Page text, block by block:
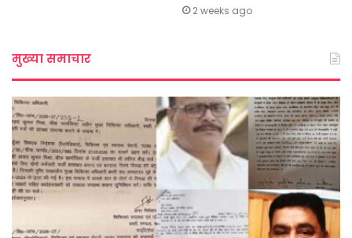
2 weeks ago
मुख्या समाचार